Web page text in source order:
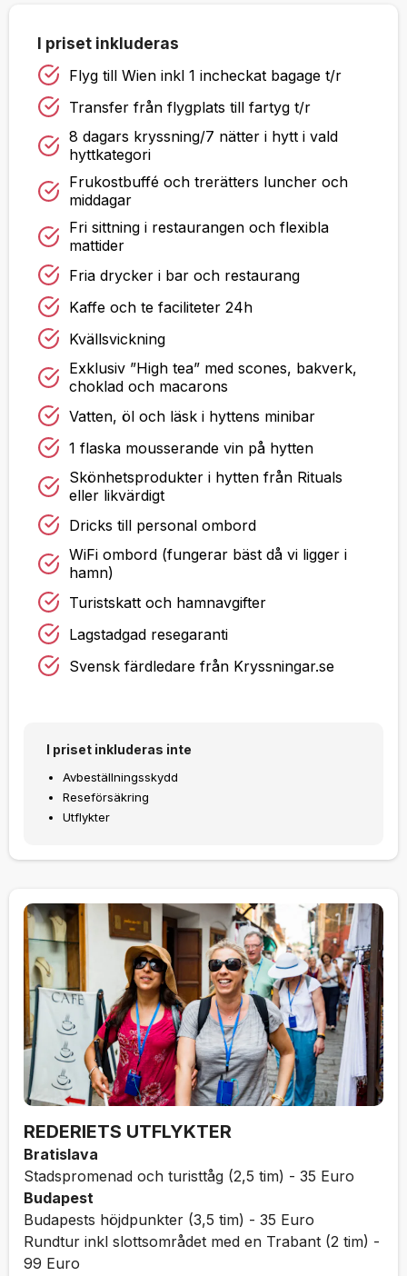
I priset inkluderas
Flyg till Wien inkl 1 incheckat bagage t/r
Transfer från flygplats till fartyg t/r
8 dagars kryssning/7 nätter i hytt i vald
hyttkategori
Frukostbuffé och trerätters luncher och
middagar
Fri sittning i restaurangen och flexibla
mattider
Fria drycker i bar och restaurang
Kaffe och te faciliteter 24h
Kvällsvickning
Exklusiv ”High tea” med scones, bakverk,
choklad och macarons
Vatten, öl och läsk i hyttens minibar
1 flaska mousserande vin på hytten
Skönhetsprodukter i hytten från Rituals
eller likvärdigt
Dricks till personal ombord
WiFi ombord (fungerar bäst då vi ligger i
hamn)
Turistskatt och hamnavgifter
Lagstadgad resegaranti
Svensk färdledare från Kryssningar.se
I priset inkluderas inte
Avbeställningsskydd
Reseförsäkring
Utflykter
REDERIETS UTFLYKTER
Bratislava
Stadspromenad och turisttåg (2,5 tim) - 35 Euro
Budapest
Budapests höjdpunkter (3,5 tim) - 35 Euro
Rundtur inkl slottsområdet med en Trabant (2 tim) -
99 Euro